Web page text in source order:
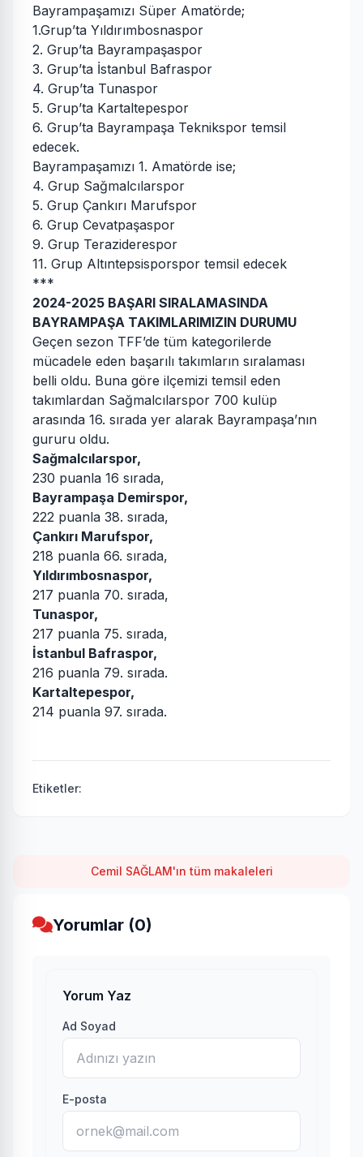
Bayrampaşamızı Süper Amatörde;
1.Grup’ta Yıldırımbosnaspor
2. Grup’ta Bayrampaşaspor
3. Grup’ta İstanbul Bafraspor
4. Grup’ta Tunaspor
5. Grup’ta Kartaltepespor
6. Grup’ta Bayrampaşa Teknikspor temsil
edecek.
Bayrampaşamızı 1. Amatörde ise;
4. Grup Sağmalcılarspor
5. Grup Çankırı Marufspor
6. Grup Cevatpaşaspor
9. Grup Teraziderespor
11. Grup Altıntepsisporspor temsil edecek
***
2024-2025 BAŞARI SIRALAMASINDA
BAYRAMPAŞA TAKIMLARIMIZIN DURUMU
Geçen sezon TFF’de tüm kategorilerde
mücadele eden başarılı takımların sıralaması
belli oldu. Buna göre ilçemizi temsil eden
takımlardan Sağmalcılarspor 700 kulüp
arasında 16. sırada yer alarak Bayrampaşa’nın
gururu oldu.
Sağmalcılarspor,
230 puanla 16 sırada,
Bayrampaşa Demirspor,
222 puanla 38. sırada,
Çankırı Marufspor,
218 puanla 66. sırada,
Yıldırımbosnaspor,
217 puanla 70. sırada,
Tunaspor,
217 puanla 75. sırada,
İstanbul Bafraspor,
216 puanla 79. sırada.
Kartaltepespor,
214 puanla 97. sırada.
Etiketler:
Cemil SAĞLAM'ın tüm makaleleri
Yorumlar (0)
Yorum Yaz
Ad Soyad
E-posta